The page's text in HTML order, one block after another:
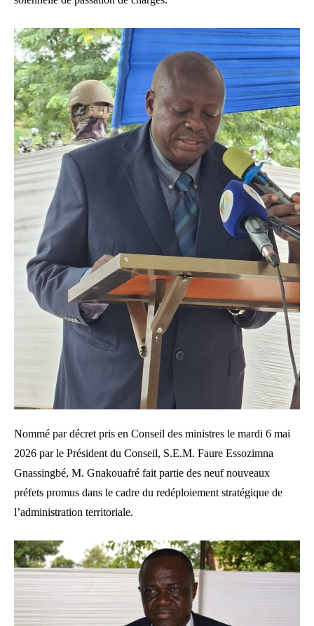
Nommé par décret pris en Conseil des ministres le mardi 6 mai
2026 par le Président du Conseil, S.E.M. Faure Essozimna
Gnassingbé, M. Gnakouafré fait partie des neuf nouveaux
préfets promus dans le cadre du redéploiement stratégique de
l’administration territoriale.